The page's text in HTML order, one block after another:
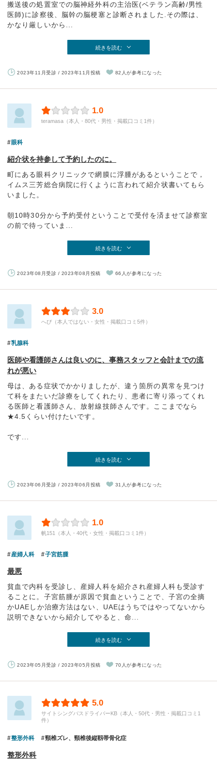
搬送後の処置室での脳神経外科の主治医(ベテラン高齢/男性
医師)に診察後、脳幹の脳梗塞と診断されました.その際は、
かなり厳しいから...
続きを読む
2023年11月受診 / 2023年11月投稿 82人が参考になった
1.0
teramasa（本人・80代・男性・掲載口コミ1件）
眼科
紹介状を持参して予約したのに。
町にある眼科クリニックで網膜に浮腫があるということで，
イムス三芳総合病院に行くように言われて紹介状書いてもら
いました。
朝10時30分から予約受付ということで受付を済ませて診察室
の前で待っていま...
続きを読む
2023年08月受診 / 2023年08月投稿 66人が参考になった
3.0
へび（本人ではない・女性・掲載口コミ5件）
乳腺科
医師や看護師さんは良いのに、事務スタッフと会計までの流
れが悪い
母は、ある症状でかかりましたが、違う箇所の異常を見つけ
て科をまたいだ診療をしてくれたり、患者に寄り添ってくれ
る医師と看護師さん、放射線技師さんです。ここまでなら
★4.5くらい付けたいです。
です...
続きを読む
2023年06月受診 / 2023年06月投稿 31人が参考になった
1.0
帆151（本人・40代・女性・掲載口コミ1件）
産婦人科 子宮筋腫
最悪
貧血で内科を受診し、産婦人科を紹介され産婦人科も受診す
ることに。子宮筋腫が原因で貧血ということで、子宮の全摘
かUAEしか治療方法はない、UAEはうちではやってないから
説明できないから紹介してやると、命...
続きを読む
2023年05月受診 / 2023年05月投稿 70人が参考になった
5.0
サイトシングバスドライバーKB（本人・50代・男性・掲載口コミ1
件）
整形外科 頸椎ズレ、頸椎後縦靱帯骨化症
整形外科